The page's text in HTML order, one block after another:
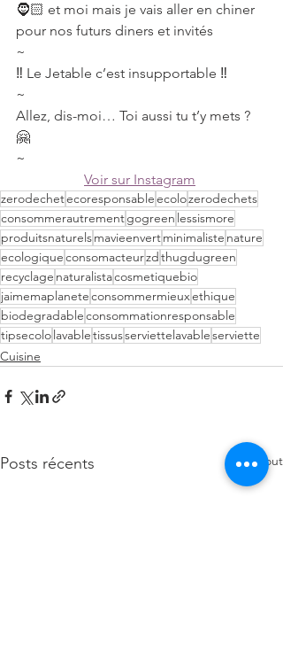
🧔🏻 et moi mais je vais aller en chiner
pour nos futurs diners et invités
~
‼️ Le Jetable c’est insupportable ‼️
~
Allez, dis-moi… Toi aussi tu t’y mets ?
🤗
~
Voir sur Instagram
zerodechetecoresponsableecolozerodechets
consommerautrementgogreen lessismore
produitsnaturelsmavieenvertminimaliste nature
ecologiqueconsomacteurzd thugdugreen
recyclage naturalistacosmetiquebio
jaimemaplaneteconsommermieuxethique
biodegradableconsommationresponsable
tipsecolo lavabletissusserviettelavableserviette
Cuisine
Posts récents Voir tout